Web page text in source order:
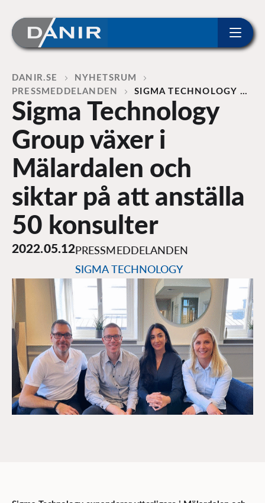
Home
DANIR
NYHETSRUM
PRESSMEDDELANDEN
SIGMA TECHNOLOGY …
Sigma Technology
Group växer i
Mälardalen och
siktar på att anställa
50 konsulter
2022.05.12PRESSMEDDELANDEN
SIGMA TECHNOLOGY